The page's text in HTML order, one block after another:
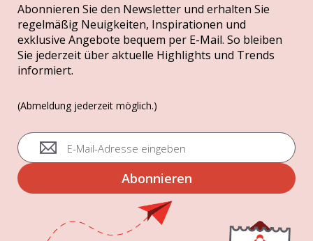
Abonnieren Sie den Newsletter und erhalten Sie
regelmäßig Neuigkeiten, Inspirationen und
exklusive Angebote bequem per E-Mail. So bleiben
Sie jederzeit über aktuelle Highlights und Trends
informiert.
(Abmeldung jederzeit möglich.)
A
n
m
e
Abonnieren